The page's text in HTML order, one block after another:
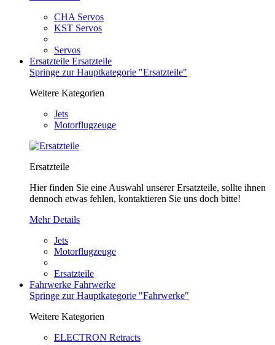
CHA Servos
KST Servos
Servos
Ersatzteile Ersatzteile
Springe zur Hauptkategorie "Ersatzteile"
Weitere Kategorien
Jets
Motorflugzeuge
Ersatzteile
Hier finden Sie eine Auswahl unserer Ersatzteile, sollte ihnen
dennoch etwas fehlen, kontaktieren Sie uns doch bitte!
Mehr Details
Jets
Motorflugzeuge
Ersatzteile
Fahrwerke Fahrwerke
Springe zur Hauptkategorie "Fahrwerke"
Weitere Kategorien
ELECTRON Retracts